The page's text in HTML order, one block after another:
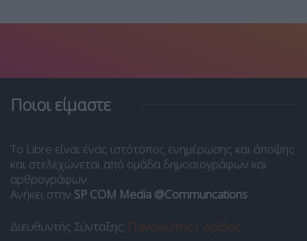
Ποιοι είμαστε
Το Libre είναι ένας ιστότοπος ενημέρωσης και άποψης
και στελεχώνεται από ομάδα δημοσιογράφων και
αρθρογράφων.
Ανήκει στην SP COM Media @Communcations.
Διευθυντής Σύνταξης: Παναγιώτης Ι. Δρίβας.